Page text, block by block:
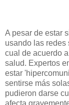
A pesar de estar
usando las redes
cual de acuerdo
salud. Expertos
estar
sentirse más
pudieron darse
afecta